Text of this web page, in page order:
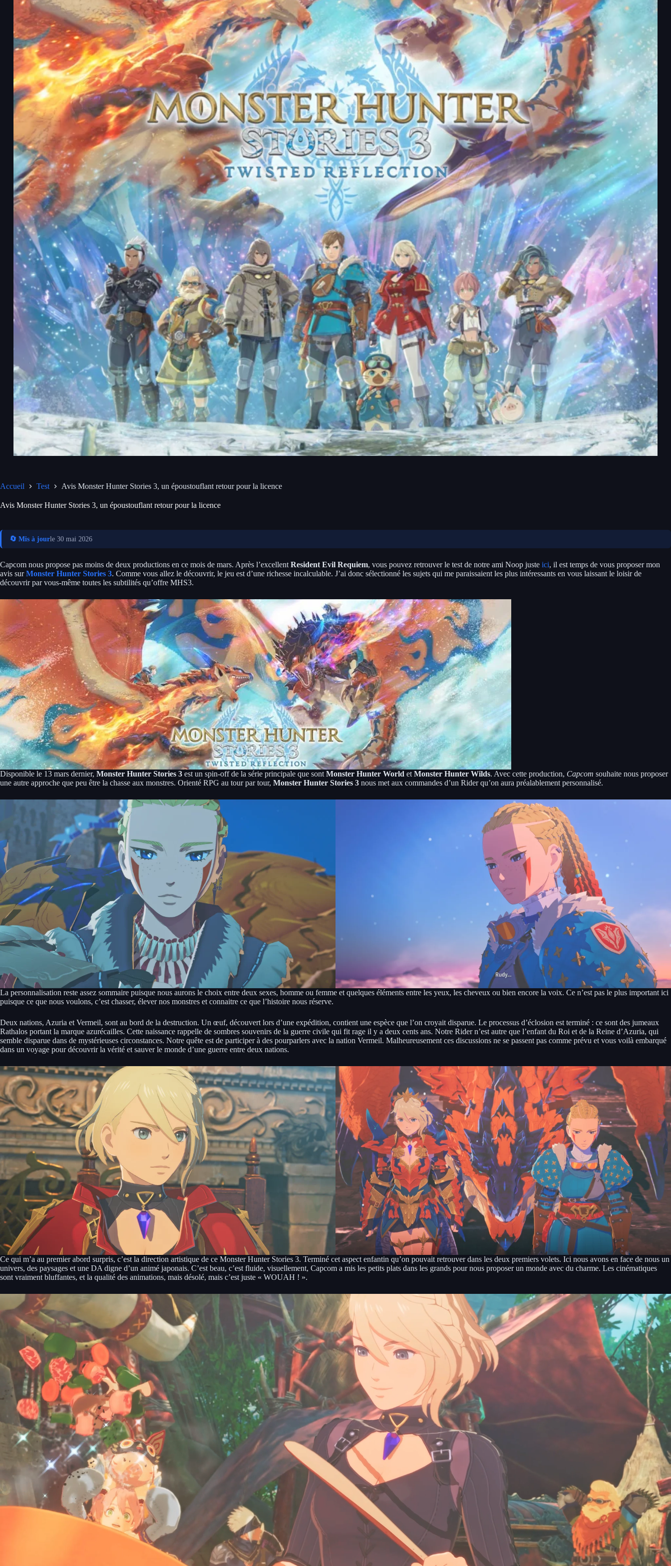
Accueil Test Avis Monster Hunter Stories 3, un époustouflant retour pour la licence
Avis Monster Hunter Stories 3, un époustouflant retour pour la licence
🔄 Mis à jourle 30 mai 2026
Capcom nous propose pas moins de deux productions en ce mois de mars. Après l’excellent Resident Evil Requiem, vous pouvez retrouver le test de notre ami Noop juste ici, il est temps de vous proposer mon
avis surMonster Hunter Stories 3. Comme vous allez le découvrir, le jeu est d’une richesse incalculable. J’ai donc sélectionné les sujets qui me paraissaient les plus intéressants en vous laissant le loisir de
découvrir par vous-même toutes les subtilités qu’offre MHS3.
Disponible le 13 mars dernier, Monster Hunter Stories 3 est un spin-off de la série principale que sont Monster Hunter World et Monster Hunter Wilds. Avec cette production, Capcom souhaite nous proposer
une autre approche que peu être la chasse aux monstres. Orienté RPG au tour par tour, Monster Hunter Stories 3 nous met aux commandes d’un Rider qu’on aura préalablement personnalisé.
La personnalisation reste assez sommaire puisque nous aurons le choix entre deux sexes, homme ou femme et quelques éléments entre les yeux, les cheveux ou bien encore la voix. Ce n’est pas le plus important ici
puisque ce que nous voulons, c’est chasser, élever nos monstres et connaitre ce que l’histoire nous réserve.
Deux nations, Azuria et Vermeil, sont au bord de la destruction. Un œuf, découvert lors d’une expédition, contient une espèce que l’on croyait disparue. Le processus d’éclosion est terminé : ce sont des jumeaux
Rathalos portant la marque azurécailles. Cette naissance rappelle de sombres souvenirs de la guerre civile qui fit rage il y a deux cents ans. Notre Rider n’est autre que l’enfant du Roi et de la Reine d’Azuria, qui
semble disparue dans de mystérieuses circonstances. Notre quête est de participer à des pourparlers avec la nation Vermeil. Malheureusement ces discussions ne se passent pas comme prévu et vous voilà embarqué
dans un voyage pour découvrir la vérité et sauver le monde d’une guerre entre deux nations.
Ce qui m’a au premier abord surpris, c’est la direction artistique de ce Monster Hunter Stories 3. Terminé cet aspect enfantin qu’on pouvait retrouver dans les deux premiers volets. Ici nous avons en face de nous un
univers, des paysages et une DA digne d’un animé japonais. C’est beau, c’est fluide, visuellement, Capcom a mis les petits plats dans les grands pour nous proposer un monde avec du charme. Les cinématiques
sont vraiment bluffantes, et la qualité des animations, mais désolé, mais c’est juste « WOUAH ! ».